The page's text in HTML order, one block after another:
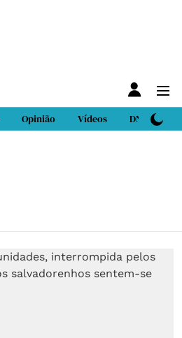
Opinião Vídeos DN Sport